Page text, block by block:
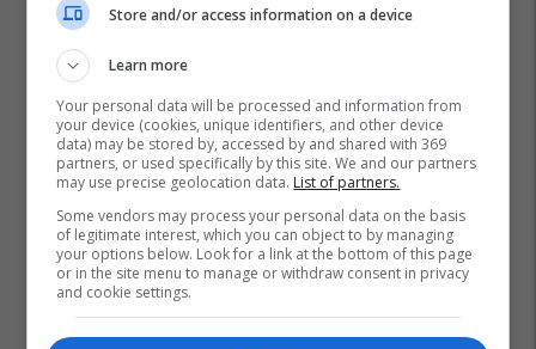
Store and/or access information on a device
Learn more
Your personal data will be processed and information from
your device (cookies, unique identifiers, and other device
data) may be stored by, accessed by and shared with 369
partners, or used specifically by this site. We and our partners
may use precise geolocation data. List of partners.
Some vendors may process your personal data on the basis
of legitimate interest, which you can object to by managing
your options below. Look for a link at the bottom of this page
or in the site menu to manage or withdraw consent in privacy
and cookie settings.